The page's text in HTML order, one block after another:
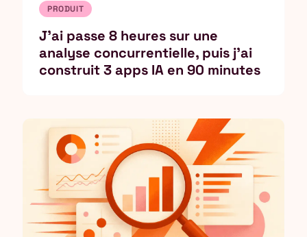
PRODUIT
J'ai passe 8 heures sur une
analyse concurrentielle, puis j'ai
construit 3 apps IA en 90 minutes